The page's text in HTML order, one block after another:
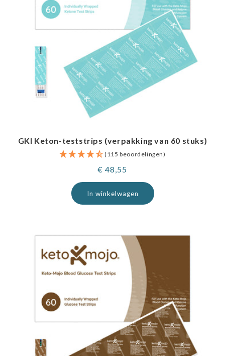
GKI Keton-teststrips (verpakking van 60 stuks)
(115 beoordelingen)
Normale
prijs
€ 48,55
In winkelwagen